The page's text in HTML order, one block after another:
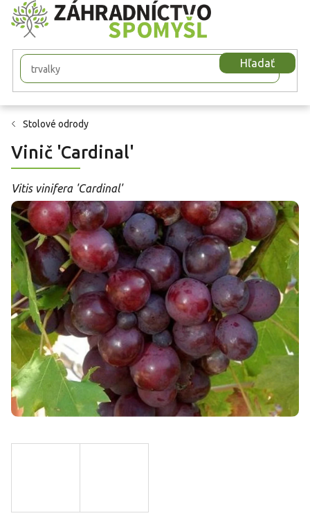
Prejsť
na
obsah
Hľadať
Stolové odrody
Vinič 'Cardinal'
Vitis vinifera 'Cardinal'